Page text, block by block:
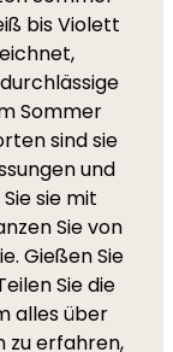
bis Violett
Sommer
sind sie
und
sie mit
Sie von
Gießen Sie
Sie die
alles über
zu erfahren,